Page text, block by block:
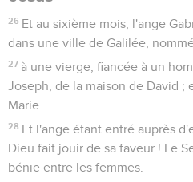
26 Et au sixième mois, l'ange
dans une ville de Galilée,
27 à une vierge, fiancée à un
Joseph, de la maison de David ;
Marie.
28 Et l'ange étant entré auprès
Dieu fait jouir de sa faveur ! Le
bénie entre les femmes.